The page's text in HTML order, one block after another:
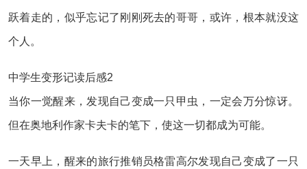
跃着走的，似乎忘记了刚刚死去的哥哥，或许，根本就没这
个人。
中学生变形记读后感2
当你一觉醒来，发现自己变成一只甲虫，一定会万分惊讶。
但在奥地利作家卡夫卡的笔下，使这一切都成为可能。
一天早上，醒来的旅行推销员格雷高尔发现自己变成了一只